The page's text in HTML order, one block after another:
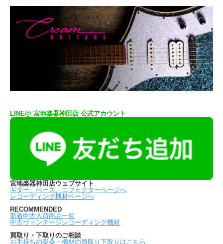
LINE@ 宮地楽器神田店 公式アカウント
宮地楽器神田店ウェブサイト
ギター、ベース、エフェクターページへ
レコーディング機材ページへ
RECOMMENDED
新着中古入荷商品一覧
中古ヴィンテージレコーディング機材
買取り・下取りのご相談
お手持ちの楽器・機材の買取り下取りはこちら